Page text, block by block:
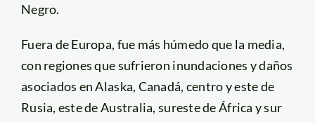
Negro.
Fuera de Europa, fue más húmedo que la media,
con regiones que sufrieron inundaciones y daños
asociados en Alaska, Canadá, centro y este de
Rusia, este de Australia, sureste de África y sur